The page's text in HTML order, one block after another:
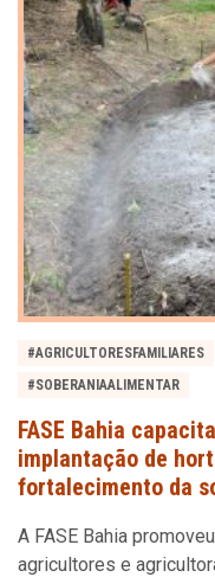
#AGRICULTORESFAMILIARES
#SOBERANIAALIMENTAR
FASE Bahia
implantação de
fortalecimento da
A FASE Bahia
agricultores e